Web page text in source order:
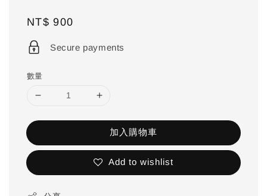
Regular
price
NT$ 900
Secure payments
數量
加入購物車
Add to wishlist